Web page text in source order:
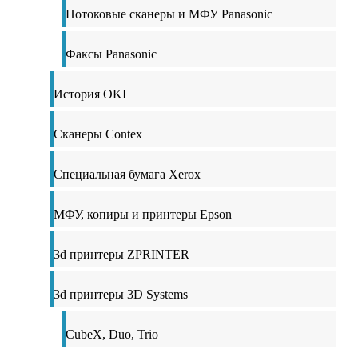
Потоковые сканеры и МФУ Panasonic
Факсы Panasonic
История OKI
Сканеры Contex
Специальная бумага Xerox
МФУ, копиры и принтеры Epson
3d принтеры ZPRINTER
3d принтеры 3D Systems
CubeX, Duo, Trio